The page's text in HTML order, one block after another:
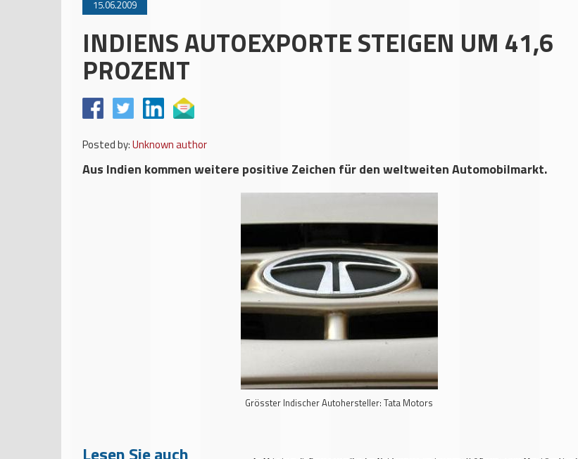
15.06.2009
INDIENS AUTOEXPORTE STEIGEN UM 41,6
PROZENT
Posted by:Unknown author
Aus Indien kommen weitere positive Zeichen für den weltweiten Automobilmarkt.
Grösster Indischer Autohersteller: Tata Motors